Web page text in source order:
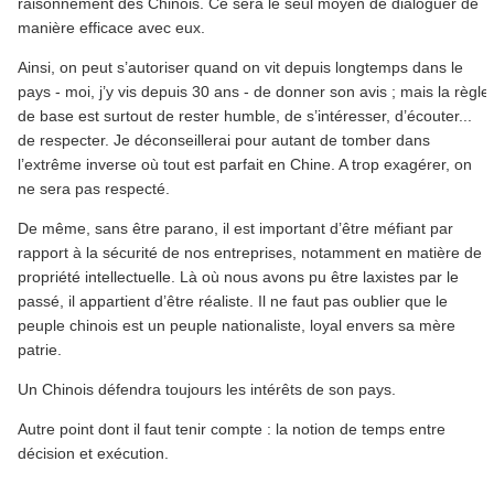
manière efficace avec eux.
Ainsi, on peut s’autoriser quand on vit depuis longtemps dans le
pays - moi, j’y vis depuis 30 ans - de donner son avis ; mais la règle
de base est surtout de rester humble, de s’intéresser, d’écouter...
de respecter. Je déconseillerai pour autant de tomber dans
l’extrême inverse où tout est parfait en Chine. A trop exagérer, on
ne sera pas respecté.
De même, sans être parano, il est important d’être méfiant par
rapport à la sécurité de nos entreprises, notamment en matière de
propriété intellectuelle. Là où nous avons pu être laxistes par le
passé, il appartient d’être réaliste. Il ne faut pas oublier que le
peuple chinois est un peuple nationaliste, loyal envers sa mère
patrie.
Un Chinois défendra toujours les intérêts de son pays.
Autre point dont il faut tenir compte : la notion de temps entre
décision et exécution.